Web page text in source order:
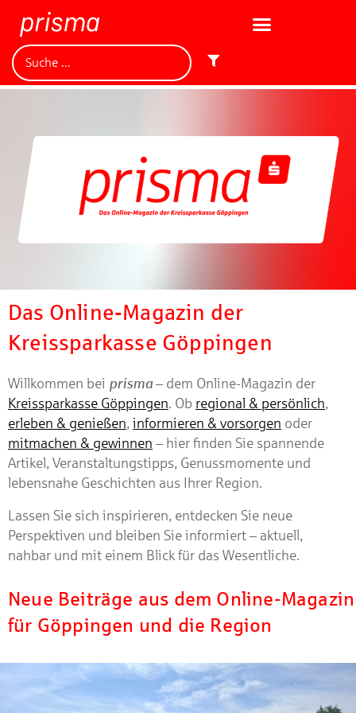
Das Online-Magazin der
Kreissparkasse Göppingen
Willkommen bei prisma– dem Online-Magazin der
Kreissparkasse Göppingen. Ob regional & persönlich,
erleben & genießen, informieren & vorsorgen oder
mitmachen & gewinnen – hier finden Sie spannende
Artikel, Veranstaltungstipps, Genussmomente und
lebensnahe Geschichten aus Ihrer Region.
Lassen Sie sich inspirieren, entdecken Sie neue
Perspektiven und bleiben Sie informiert – aktuell,
nahbar und mit einem Blick für das Wesentliche.
Neue Beiträge aus dem Online-Magazin
für Göppingen und die Region